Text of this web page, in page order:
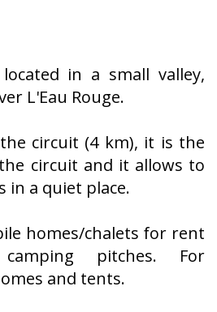
in a small valley,
L'Eau Rouge.
circuit (4 km), it is the
circuit and it allows to
in a quiet place.
homes/chalets for rent
pitches. For
and tents.